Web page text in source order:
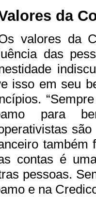
da
valores da
das
isso em seu
para
também
contas é
pessoas.
e na